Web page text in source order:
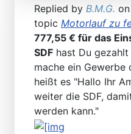
Replied by B.M.G. on
topic Motorlauf zu
777,55 € für das
SDF hast Du gezahlt
mache ein Gewerbe
heißt es "Hallo Ihr
weiter die SDF,
werden kann."